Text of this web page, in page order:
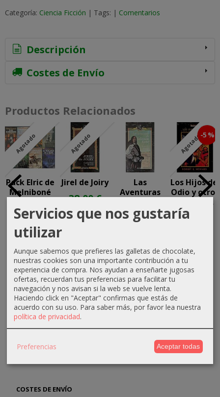
MARCAS
COSTES DE ENVÍO
Categoría: Ciencia Ficción | Tags: | Comentarios
Descripción
Costes de Envío
Productos Relacionados
Agotado
Pack Elric de
Melniboné
100,00 €
Agotado
Jirel de Joiry
38,00 €
Las
Aventuras
Kane
Agotado-5 %
Los Hijos del
Odio y otros
cuentos...
17,10 €
Servicios que nos gustaría
utilizar
Aunque sabemos que prefieres las galletas de chocolate,
nuestras cookies son una importante contribución a tu
experiencia de compra. Nos ayudan a enseñarte jugosas
ofertas, recuerdan tus preferencias para facilitar tu
navegación y nos avisan si la web se vuelve lenta.
Haciendo click en "Aceptar" confirmas que estás de
acuerdo con su uso. Para saber más, por favor lea nuestra
política de privacidad.
Preferencias Aceptar todas